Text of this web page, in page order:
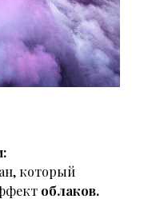
который
облаков.